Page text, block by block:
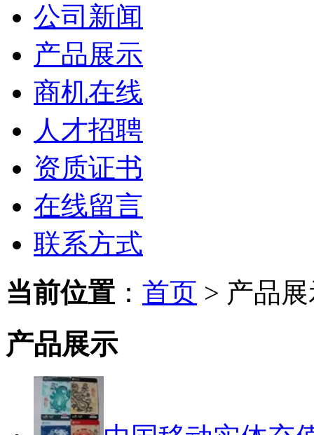
公司新闻
产品展示
商机在线
人才招聘
资质证书
在线留言
联系方式
当前位置 ： 首页 > 产品
产品展示